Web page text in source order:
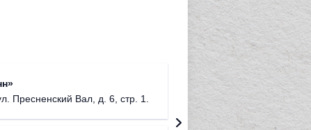
Пресненский Вал, д. 6, стр. 1.
г.